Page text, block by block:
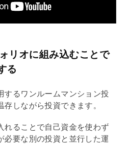
リオに組み込むことで
る
するワンルームマンション投
しながら投資できます。
れることで自己資金を使わず
必要な別の投資と並行した運